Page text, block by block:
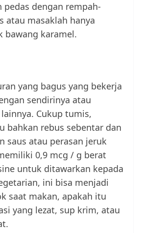
dengan rempah-
atau masaklah hanya
bawang karamel.
yang bagus yang bekerja
sendirinya atau
Cukup tumis,
bahkan rebus sebentar dan
saus atau perasan jeruk
0,9 mcg / g berat
untuk ditawarkan kepada
ini bisa menjadi
saat makan, apakah itu
yang lezat, sup krim, atau